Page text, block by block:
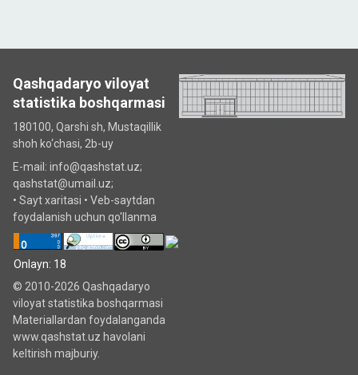
Qashqadaryo viloyat
statistika boshqarmasi
180100, Qarshi sh, Mustаqillik
shoh ko‘chаsi, 2b-uy
E-mail: info@qashstat.uz;
qashstat@umail.uz;
• Sayt xaritasi • Veb-saytdan
foydalanish uchun qo'llanma
Onlayn: 18
© 2010-2026 Qashqadaryo
viloyat statistika boshqarmasi
Materiallardan foydalanganda
www.qashstat.uz havolani
keltirish majburiy.